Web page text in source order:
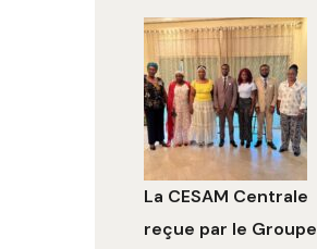
La CESAM Centrale
reçue par le Groupe